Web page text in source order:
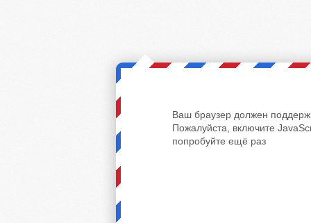
Ваш браузер должен
Пожалуйста, включите
попробуйте ещё раз